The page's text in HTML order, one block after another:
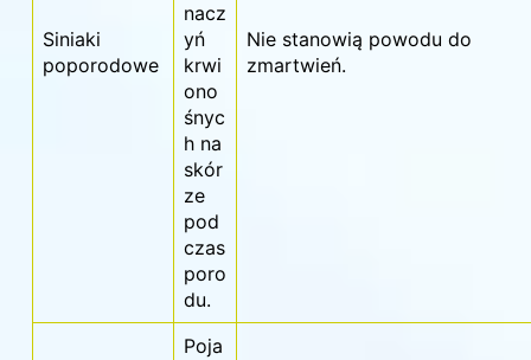
Siniaki
poporodowe
nacz
yń
krwi
ono
śnyc
h na
skór
ze
pod
czas
poro
du.
Nie stanowią powodu do
zmartwień.
Poja